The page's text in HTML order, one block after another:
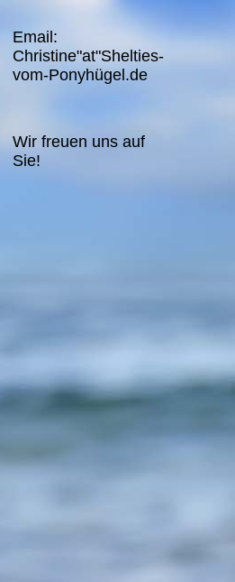
Email:
Christine"at"Shelties-
vom-Ponyhügel.de
Wir freuen uns auf
Sie!